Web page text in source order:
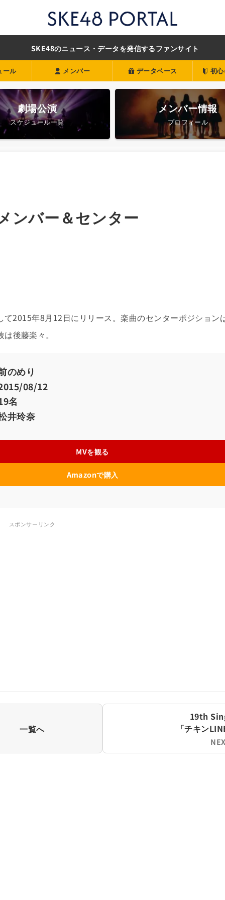
SKE48のニュース・データを発信するファンサイト
ール メンバー データベース 初
劇場公演
スケジュール一覧
メンバー情報
プロフィール
ンバー＆センター
2015年8月12日にリリース。楽曲のセンターポジション
後藤楽々。
のめり
08/12
名
井玲奈
MVを観る
Amazonで購入
スポンサーリンク
一覧へ
19th
「チキン